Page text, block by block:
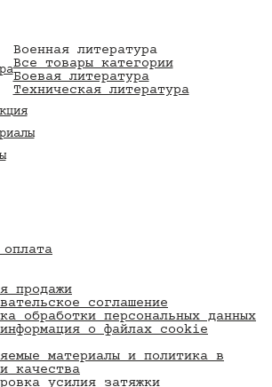
Военная литература
Все товары категории
Боевая литература
Техническая литература
продажи
соглашение
обработки персональных данных
о файлах cookie
материалы и политика в
качества
усилия затяжки